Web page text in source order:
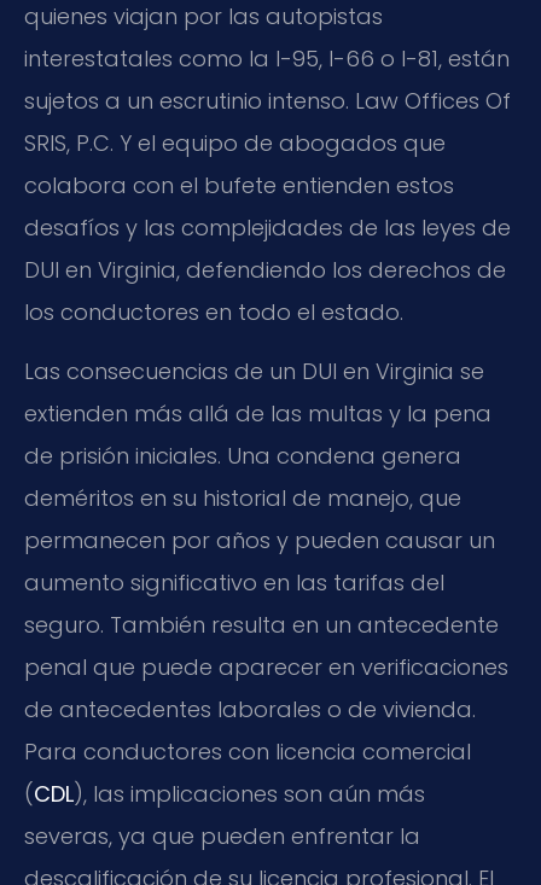
quienes viajan por las autopistas
interestatales como la I-95, I-66 o I-81, están
sujetos a un escrutinio intenso. Law Offices Of
SRIS, P.C. Y el equipo de abogados que
colabora con el bufete entienden estos
desafíos y las complejidades de las leyes de
DUI en Virginia, defendiendo los derechos de
los conductores en todo el estado.
Las consecuencias de un DUI en Virginia se
extienden más allá de las multas y la pena
de prisión iniciales. Una condena genera
deméritos en su historial de manejo, que
permanecen por años y pueden causar un
aumento significativo en las tarifas del
seguro. También resulta en un antecedente
penal que puede aparecer en verificaciones
de antecedentes laborales o de vivienda.
Para conductores con licencia comercial
(CDL), las implicaciones son aún más
severas, ya que pueden enfrentar la
descalificación de su licencia profesional. El